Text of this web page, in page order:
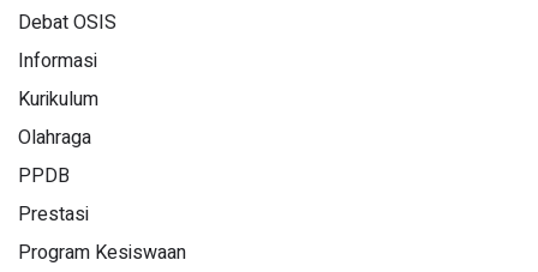
Debat OSIS
Informasi
Kurikulum
Olahraga
PPDB
Prestasi
Program Kesiswaan